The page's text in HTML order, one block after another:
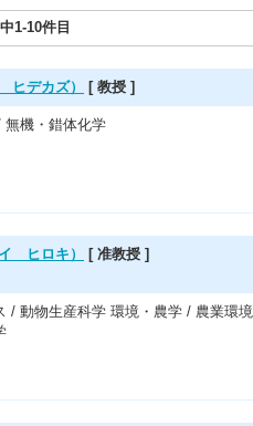
1-10件目
デカズ） [ 教授 ]
無機・錯体化学
ヒロキ） [ 准教授 ]
/ 動物生産科学 環境・農学 / 農業環